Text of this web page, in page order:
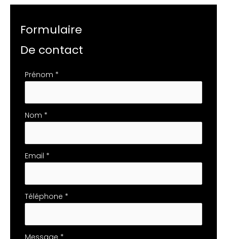
Formulaire
De contact
Formulaire
avec
téléphone
Prénom *
Nom *
Email *
Téléphone *